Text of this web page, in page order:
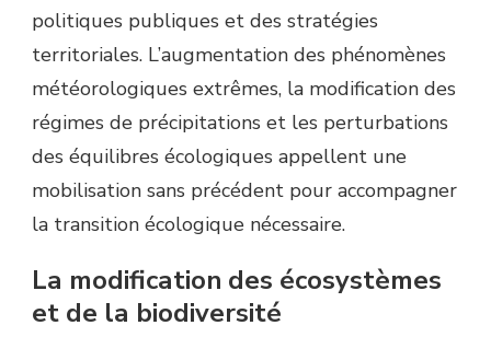
politiques publiques et des stratégies
territoriales. L’augmentation des phénomènes
météorologiques extrêmes, la modification des
régimes de précipitations et les perturbations
des équilibres écologiques appellent une
mobilisation sans précédent pour accompagner
la transition écologique nécessaire.
La modification des écosystèmes
et de la biodiversité